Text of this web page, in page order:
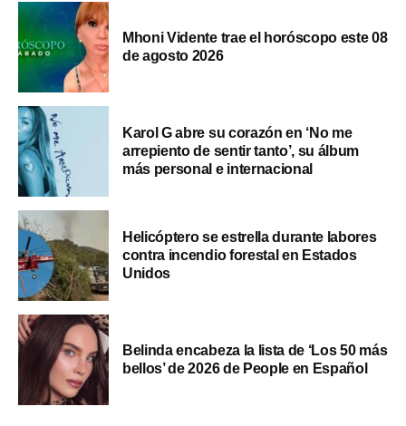
Mhoni Vidente trae el horóscopo este 08
de agosto 2026
Karol G abre su corazón en ‘No me
arrepiento de sentir tanto’, su álbum
más personal e internacional
Helicóptero se estrella durante labores
contra incendio forestal en Estados
Unidos
Belinda encabeza la lista de ‘Los 50 más
bellos’ de 2026 de People en Español